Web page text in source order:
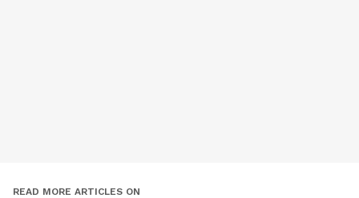
READ MORE ARTICLES ON